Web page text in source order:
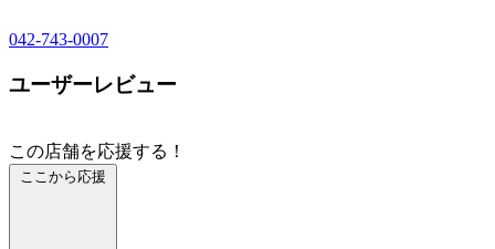
042-743-0007
ユーザーレビュー
この店舗を応援する！
ここから応援